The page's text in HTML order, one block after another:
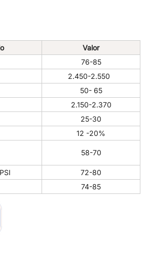
Valor
76-85
2.450-2.550
50- 65
2.150-2.370
25-30
12 -20%
58-70
72-80
74-85